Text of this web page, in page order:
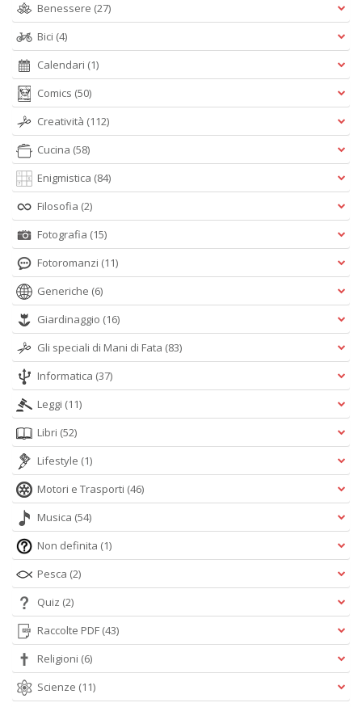
Benessere (27)
Bici (4)
Calendari (1)
Comics (50)
Creatività (112)
Cucina (58)
Enigmistica (84)
Filosofia (2)
Fotografia (15)
Fotoromanzi (11)
Generiche (6)
Giardinaggio (16)
Gli speciali di Mani di Fata (83)
Informatica (37)
Leggi (11)
Libri (52)
Lifestyle (1)
Motori e Trasporti (46)
Musica (54)
Non definita (1)
Pesca (2)
Quiz (2)
Raccolte PDF (43)
Religioni (6)
Scienze (11)